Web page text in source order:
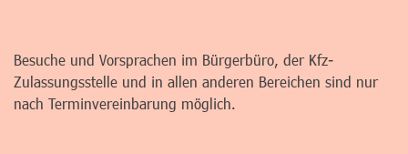
Besuche und Vorsprachen im Bürgerbüro, der Kfz-
Zulassungsstelle und in allen anderen Bereichen sind nur
nach Terminvereinbarung möglich.